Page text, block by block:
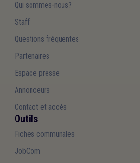
Qui sommes-nous?
Staff
Questions fréquentes
Partenaires
Espace presse
Annonceurs
Contact et accès
Outils
Fiches communales
JobCom